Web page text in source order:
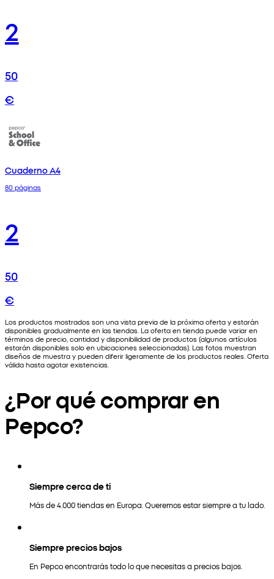
2
50
€
Cuaderno A4
80 páginas
2
50
€
Los productos mostrados son una vista previa de la próxima oferta y estarán
disponibles gradualmente en las tiendas. La oferta en tienda puede variar en
términos de precio, cantidad y disponibilidad de productos (algunos artículos
estarán disponibles solo en ubicaciones seleccionadas). Las fotos muestran
diseños de muestra y pueden diferir ligeramente de los productos reales. Oferta
válida hasta agotar existencias.
¿Por qué comprar en
Pepco?
Siempre cerca de ti
Más de 4.000 tiendas en Europa. Queremos estar siempre a tu lado.
Siempre precios bajos
En Pepco encontrarás todo lo que necesitas a precios bajos.